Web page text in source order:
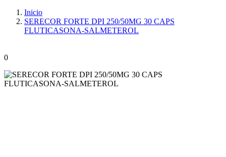
Inicio
SERECOR FORTE DPI 250/50MG 30 CAPS
FLUTICASONA-SALMETEROL
0